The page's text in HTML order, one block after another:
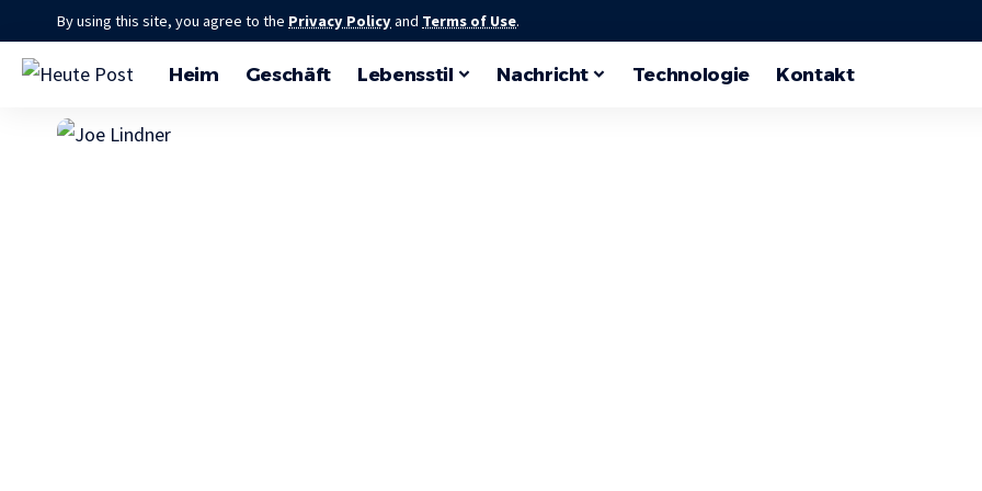
By using this site, you agree to the Privacy Policyand Terms of Use.
Heim Geschäft Lebensstil Nachricht Technologie Kontakt